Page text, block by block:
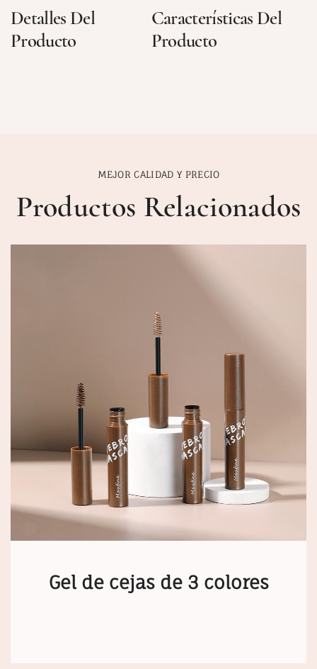
Detalles Del
Producto
Características Del
Producto
MEJOR CALIDAD Y PRECIO
Productos Relacionados
Gel de cejas de 3 colores